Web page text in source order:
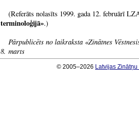
(Referāts nolasīts 1999. gada 12. februārī
terminoloģijā».)
Pārpublicēts no laikraksta «Zinātnes
8. marts
© 2005–2026 Latvijas